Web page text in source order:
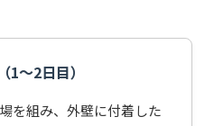
〜2日目）
を組み、外壁に付着した